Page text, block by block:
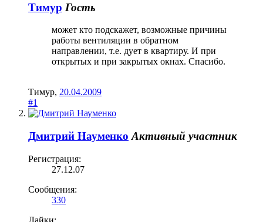
Тимур Гость
может кто подскажет, возможные причины
работы вентиляции в обратном
направлении, т.е. дует в квартиру. И при
открытых и при закрытых окнах. Спасибо.
Тимур, 20.04.2009
#1
Дмитрий Науменко Активный участник
Регистрация:
27.12.07
Сообщения:
330
Лайки: